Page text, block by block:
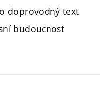
doprovodný text
budoucnost